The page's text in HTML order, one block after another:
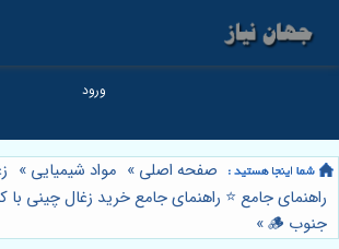
صفحه اصلی » مواد شیمیایی »
راهنمای جامع ⭐️ راهنمای جامع خرید زغال چینی با
جنوب 🪵
»